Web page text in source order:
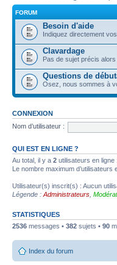
FORUM
Besoin d'aide
Indiquez directement
Clavardage
Pas de sujet précis
Questions de
Osez, nous sommes à
CONNEXION
Nom d’utilisateur :
QUI EST EN LIGNE ?
Au total, il y a 2 utilisateurs en
Le nombre maximum d’utilisateurs
Utilisateur(s) inscrit(s) : Aucun
Légende : Administrateurs
STATISTIQUES
2536 messages • 382 sujets • 90
Index du forum